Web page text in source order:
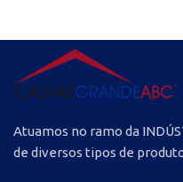
Atuamos no ramo da
de diversos tipos de